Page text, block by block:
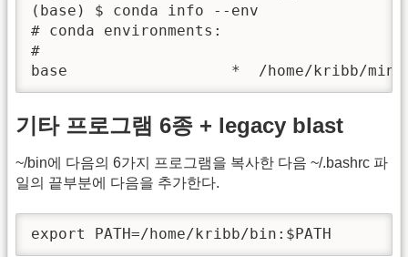
(base) $ conda info --env
# conda environments:
#
base                  *  /home/kribb/
기타 프로그램 6종 + legacy blast
~/bin에 다음의 6가지 프로그램을 복사한 다음 ~/.bashrc 파
일의 끝부분에 다음을 추가한다.
export PATH=/home/kribb/bin:$PATH